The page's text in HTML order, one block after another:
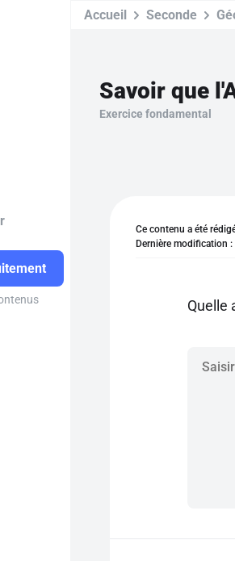
Accueil Seconde
Savoir que
Exercice fondamental
Ce contenu a été
Dernière modification :
Quelle